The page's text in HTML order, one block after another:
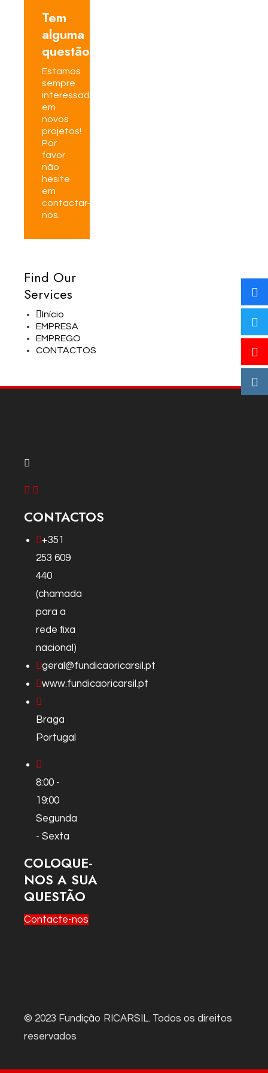
Tem
alguma
questão?
Estamos
sempre
interessados
em
novos
projetos!
Por
favor
não
hesite
em
contactar-
nos.
Find Our
Services
Início
EMPRESA
EMPREGO
CONTACTOS
CONTACTOS
+351
253 609
440
(chamada
para a
rede fixa
nacional)
geral@fundicaoricarsil.pt
www.fundicaoricarsil.pt
Braga
Portugal
8:00 -
19:00
Segunda
- Sexta
COLOQUE-
NOS A SUA
QUESTÃO
Contacte-nos
© 2023 Fundição RICARSIL. Todos os direitos
reservados